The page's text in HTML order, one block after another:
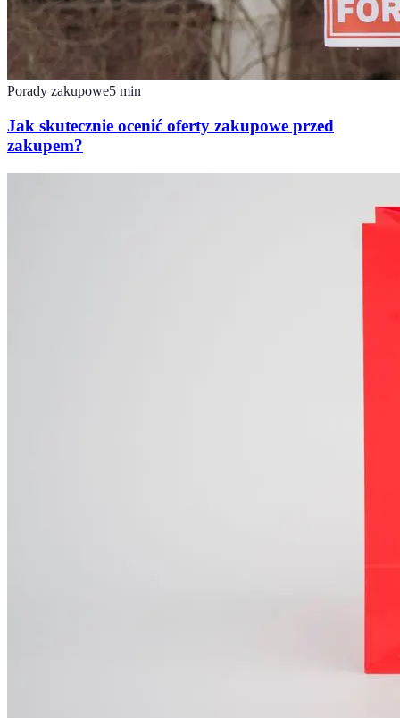
Porady zakupowe5 min
Jak skutecznie ocenić oferty zakupowe przed
zakupem?